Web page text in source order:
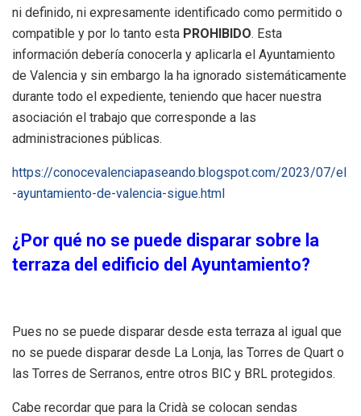
ni definido, ni expresamente identificado como permitido o
compatible y por lo tanto esta PROHIBIDO. Esta
información debería conocerla y aplicarla el Ayuntamiento
de Valencia y sin embargo la ha ignorado sistemáticamente
durante todo el expediente, teniendo que hacer nuestra
asociación el trabajo que corresponde a las
administraciones públicas.
https://conocevalenciapaseando.blogspot.com/2023/07/el
-ayuntamiento-de-valencia-sigue.html
¿Por qué no se puede disparar sobre la
terraza del edificio del Ayuntamiento?
Pues no se puede disparar desde esta terraza al igual que
no se puede disparar desde La Lonja, las Torres de Quart o
las Torres de Serranos, entre otros BIC y BRL protegidos.
Cabe recordar que para la Cridà se colocan sendas